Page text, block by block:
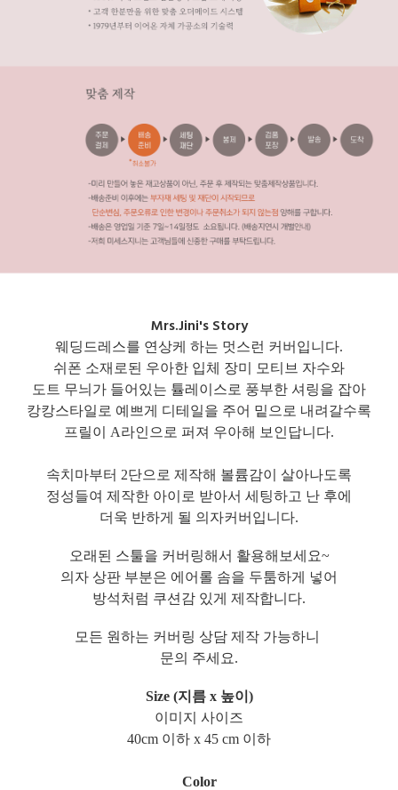
Mrs.Jini's Story
웨딩드레스를 연상케 하는 멋스런 커버입니다.
쉬폰 소재로된 우아한 입체 장미 모티브 자수와
도트 무늬가 들어있는 튤레이스로 풍부한 셔링을 잡아
캉캉스타일로 예쁘게 디테일을 주어 밑으로 내려갈수록
프릴이 A라인으로 퍼져 우아해 보인답니다.
속치마부터 2단으로 제작해 볼륨감이 살아나도록
정성들여 제작한 아이로 받아서 세팅하고 난 후에
더욱 반하게 될 의자커버입니다.
오래된 스툴을 커버링해서 활용해보세요~
의자 상판 부분은 에어롤 솜을 두툼하게 넣어
방석처럼 쿠션감 있게 제작합니다.
모든 원하는 커버링 상담 제작 가능하니
문의 주세요.
Size (지름 x 높이)
이미지 사이즈
40cm 이하 x 45 cm 이하
Color